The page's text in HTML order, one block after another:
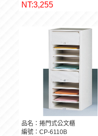
NT:3,255
品名：捲門式公文櫃
編號：CP-6110B